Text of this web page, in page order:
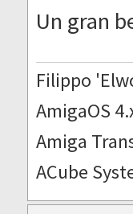
Un gran
Filippo
AmigaOS
Amiga
ACube